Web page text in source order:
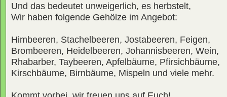
Und das bedeutet unweigerlich, es herbstelt,
Wir haben folgende Gehölze im Angebot:
Himbeeren, Stachelbeeren, Jostabeeren, Feigen,
Brombeeren, Heidelbeeren, Johannisbeeren, Wein,
Rhabarber, Taybeeren, Apfelbäume, Pfirsichbäume,
Kirschbäume, Birnbäume, Mispeln und viele mehr.